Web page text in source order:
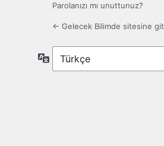
Parolanızı mı unuttunuz?
← Gelecek Bilimde sitesine git
Dil